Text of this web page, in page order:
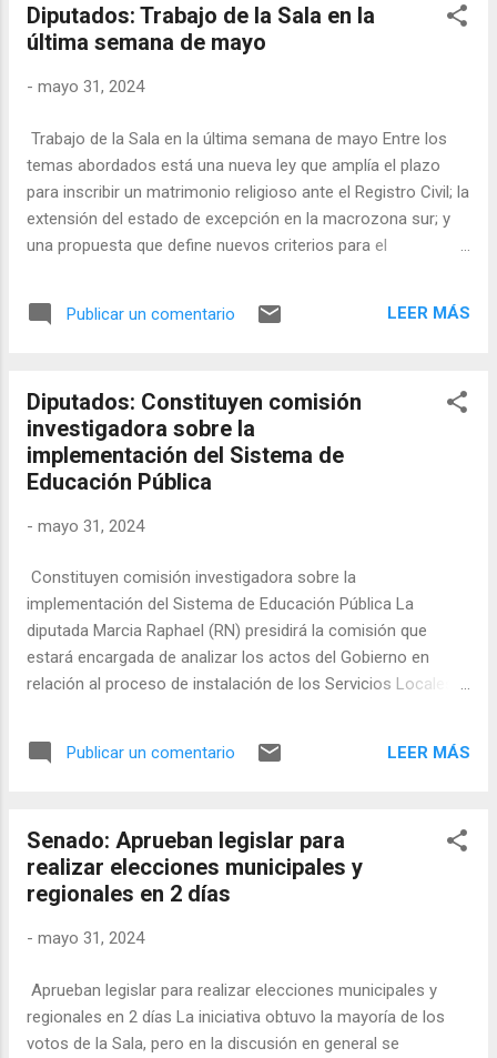
Mercurio, Marte, Júpiter, Saturno, Urano y
Neptuno parecerán, desde algunos puntos
climáticas en la Tierra, formar una línea más
será necesaria alguna ayuda óptica para
verlos todos. Los astrónomos se apresuran
a señalar que la alineación es una ilusión,
dada la trayectoria elíptica muy variable de la
órbita de cada planeta alrededor del Sol.
resultar realmente cautivadora, si el clima
Diputados: Trabajo de la Sala en la
última semana de mayo
- mayo 31, 2024
Trabajo de la Sala en la última semana de mayo Entre los
temas abordados está una nueva ley que amplía el plazo
para inscribir un matrimonio religioso ante el Registro Civil; la
extensión del estado de excepción en la macrozona sur; y
una propuesta que define nuevos criterios para el
la Cámara, un proyecto (boletín 15139) que amplía, de ocho
a los contrayentes para la inscripción del matrimonio
religioso ante el Registro Civil. Además, permite que este
documento sea presentado por un mandatario
especialmente facultado para este efecto por los
en día sábado, feriado o inhábil, podrá pasar para el día hábil
despachó al Senado un ...
Publicar un comentario LEER MÁS
Diputados: Constituyen comisión
investigadora sobre la
implementación del Sistema de
Educación Pública
- mayo 31, 2024
Constituyen comisión investigadora sobre la
implementación del Sistema de Educación Pública La
diputada Marcia Raphael (RN) presidirá la comisión que
estará encargada de analizar los actos del Gobierno en
relación al proceso de instalación de los Servicios Locales
mayo, se constituyó una nueva comisión investigadora (CEI
53) para indagar los actos del Gobierno en relación a la
presidenta a la diputada Marcia Raphael (RN). Asimismo,
acordó que sesionarán los días martes, de 08:30 a 09:50
horas. Junto con ello, el grupo parlamentario acordó citar,
Cataldo. La diputada Marcia Raphael estimó que existe una
sobre el tema de las matrículas. “Para que, el próximo año,
estemos más preparados y no vuelva a ...
Publicar un comentario LEER MÁS
Senado: Aprueban legislar para
realizar elecciones municipales y
regionales en 2 días
- mayo 31, 2024
Aprueban legislar para realizar elecciones municipales y
regionales en 2 días La iniciativa obtuvo la mayoría de los
votos de la Sala, pero en la discusión en general se